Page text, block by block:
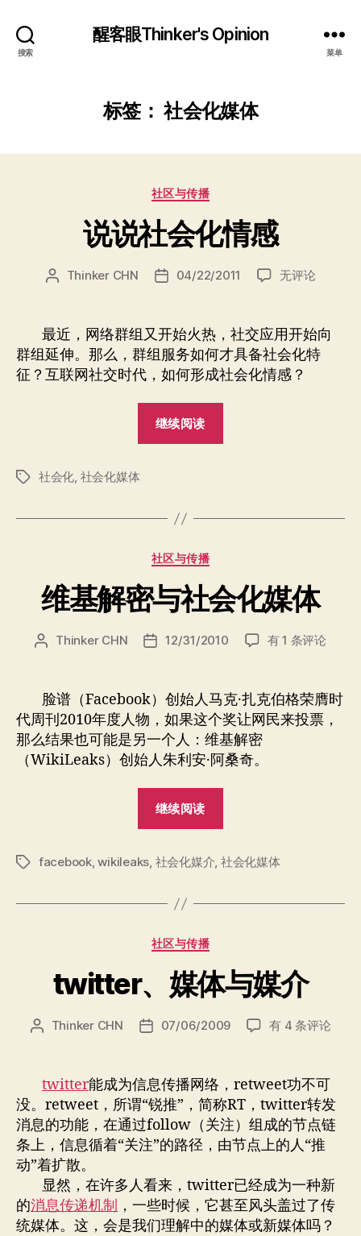
搜索
醒客眼Thinker's Opinion
菜单
标签：社会化媒体
分
社区与传播
说说社会化情感
文
者
Thinker CHN
发
期
04/22/2011
说
会
化
情
感
无评论
最近，网络群组又开始火热，社交应用开始向
群组延伸。那么，群组服务如何才具备社会化特
征？互联网社交时代，如何形成社会化情感？
继续阅读
情
标
社会化, 社会化媒体
分
社区与传播
维基解密与社会化媒体
文
者
Thinker CHN
发
期
12/31/2010
维
密
与
社
有 1 条评论
脸谱（Facebook）创始人马克·扎克伯格荣膺时
代周刊2010年度人物，如果这个奖让网民来投票，
那么结果也可能是另一个人：维基解密
（WikiLeaks）创始人朱利安·阿桑奇。
继续阅读
密
社
媒
体”
标
facebook,wikileaks, 社会化媒介, 社会化媒体
分
社区与传播
twitter、媒体与媒介
文
者
Thinker CHN
发
期
07/06/2009
twitter、
媒
介
有 4 条评论
twitter能成为信息传播网络，retweet功不可
没。retweet，所谓“锐推”，简称RT，twitter转发
消息的功能，在通过follow（关注）组成的节点链
条上，信息循着“关注”的路径，由节点上的人“推
动”着扩散。
显然，在许多人看来，twitter已经成为一种新
的消息传递机制 ，一些时候，它甚至风头盖过了传
统媒体。这，会是我们理解中的媒体或新媒体吗？